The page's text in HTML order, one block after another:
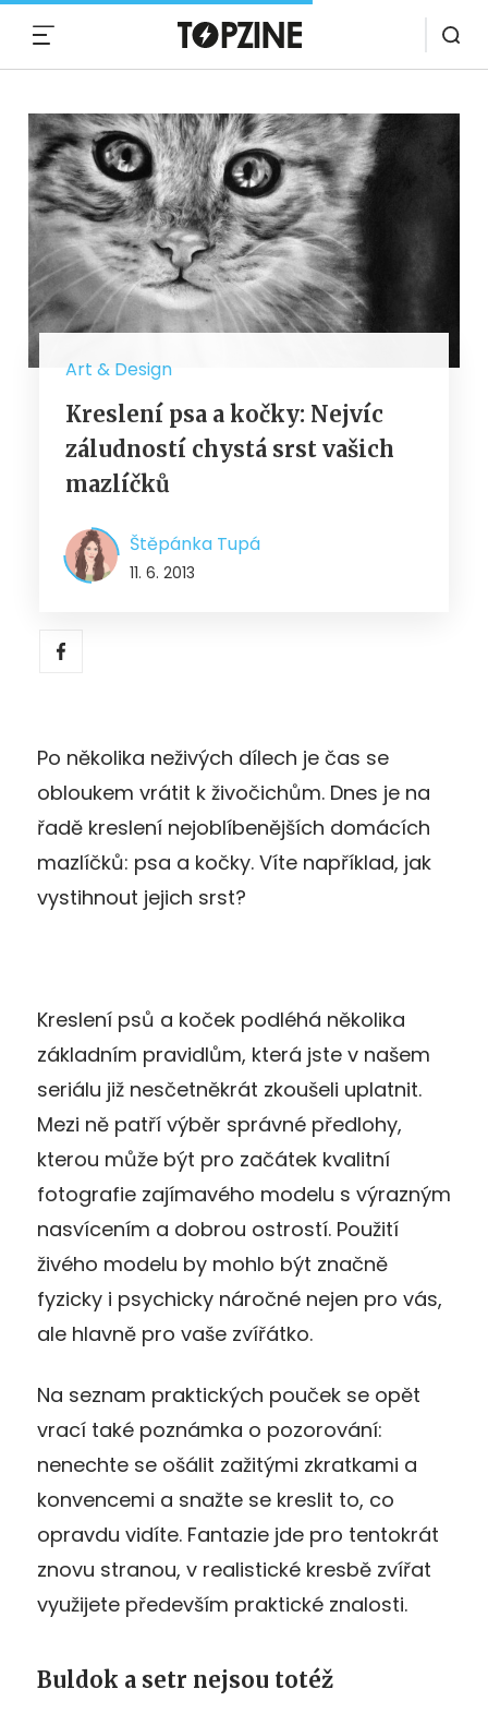
Art & Design
Kreslení psa a kočky: Nejvíc
záludností chystá srst vašich
mazlíčků
Štěpánka Tupá
11. 6. 2013
Po několika neživých dílech je čas se
obloukem vrátit k živočichům. Dnes je na
řadě kreslení nejoblíbenějších domácích
mazlíčků: psa a kočky. Víte například, jak
vystihnout jejich srst?
Kreslení psů a koček podléhá několika
základním pravidlům, která jste v našem
seriálu již nesčetněkrát zkoušeli uplatnit.
Mezi ně patří výběr správné předlohy,
kterou může být pro začátek kvalitní
fotografie zajímavého modelu s výrazným
nasvícením a dobrou ostrostí. Použití
živého modelu by mohlo být značně
fyzicky i psychicky náročné nejen pro vás,
ale hlavně pro vaše zvířátko.
Na seznam praktických pouček se opět
vrací také poznámka o pozorování:
nenechte se ošálit zažitými zkratkami a
konvencemi a snažte se kreslit to, co
opravdu vidíte. Fantazie jde pro tentokrát
znovu stranou, v realistické kresbě zvířat
využijete především praktické znalosti.
Buldok a setr nejsou totéž